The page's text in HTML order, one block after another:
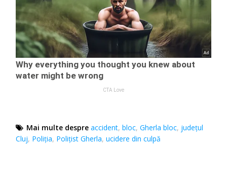
Mai multe despre accident,bloc,Gherla bloc, județul
Cluj, Poliția, Polițist Gherla,ucidere din culpă